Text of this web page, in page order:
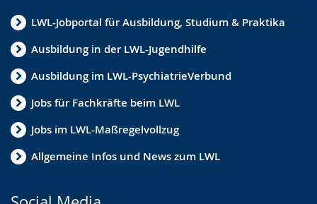
LWL-Jobportal für Ausbildung, Studium & Praktika
Ausbildung in der LWL-Jugendhilfe
Ausbildung im LWL-PsychiatrieVerbund
Jobs für Fachkräfte beim LWL
Jobs im LWL-Maßregelvollzug
Allgemeine Infos und News zum LWL